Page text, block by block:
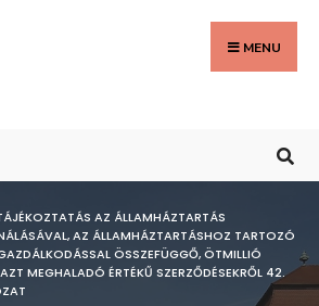
MENU
AZ ÁLLAMHÁZTARTÁS
AZ ÁLLAMHÁZTARTÁSHOZ TARTOZÓ
ÖSSZEFÜGGŐ, ÖTMILLIÓ
MEGHALADÓ ÉRTÉKŰ SZERZŐDÉSEKRŐL 42.